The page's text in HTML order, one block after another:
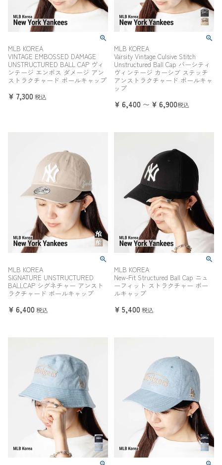
MLB KOREA
VINTAGE EMBOSSED DAMAGE
UNSTRUCTURED BALL CAP ヴィ
ンテージ エンボス ダメージ アン
ストラクチャード ボールキャップ
¥ 7,300 税込
MLB KOREA
Varsity Vintage Culsive Stitch
Unstructured Ball Cap バーシティ
ヴィンテージ カーシブ ステッチ
アンストラクチャード ボールキャ
ップ
¥ 6,400 〜 ¥ 6,900税込
MLB KOREA
SIGNATURE UNSTRUCTURED
BALLCAP シグネチャー アンスト
ラクチャード ボールキャップ
¥ 6,400 税込
MLB KOREA
New-Fit Structured Ball Cap ニュ
ーフィット ストラクチャー ボー
ルキャップ
¥ 5,400 税込